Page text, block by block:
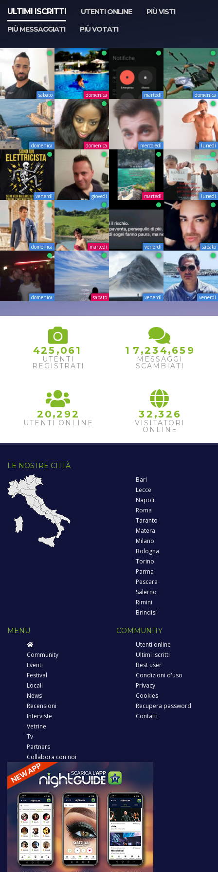
ULTIMI ISCRITTI UTENTI ONLINE
PIÙ VISTI
PIÙ MESSAGGIATI
PIÙ VOTATI
sabato domenica martedì domenica
domenica domenica mercoledì lunedì
venerdì giovedì martedì lunedì
domenica martedì venerdì sabato
domenica sabato venerdì venerdì
425 ,061
UTENTI
REGISTRATI
1 7 ,234,65 9
MESSAGGI
SCAMBIATI
2 0,2 92
UTENTI ONLINE
32 ,32 6
VISITATORI
ONLINE
LE NOSTRE CITTÀ
Bari
Lecce
Napoli
Roma
Taranto
Matera
Milano
Bologna
Torino
Parma
Pescara
Salerno
Rimini
Brindisi
MENU
Community
Eventi
Festival
Locali
News
Recensioni
Interviste
Vetrine
Tv
Partners
Collabora con noi
COMMUNITY
Utenti online
Ultimi iscritti
Best user
Condizioni d'uso
Privacy
Cookies
Recupera password
Contatti